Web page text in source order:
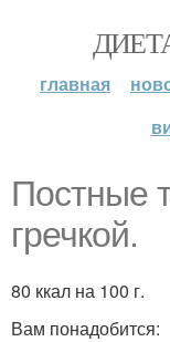
главная
Постные
гречкой.
80 ккал на 100 г.
Вам понадобится: